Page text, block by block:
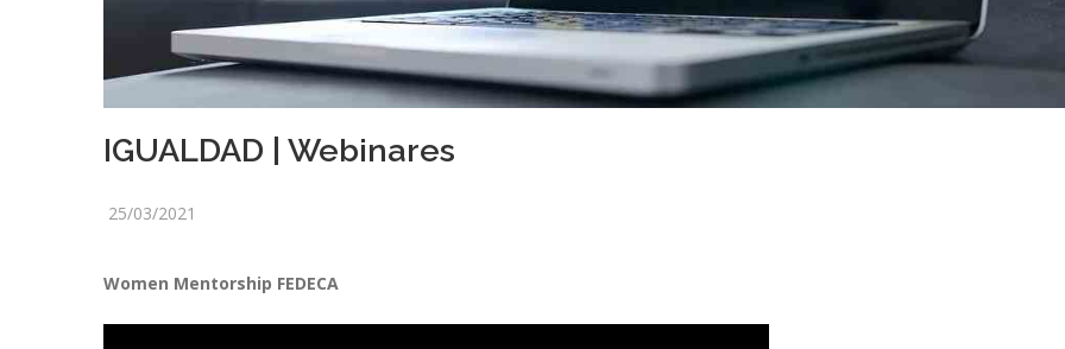
IGUALDAD | Webinares
25/03/2021
Women Mentorship FEDECA